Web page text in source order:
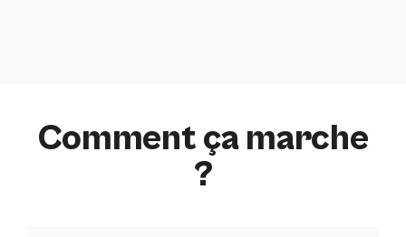
Comment ça marche
?